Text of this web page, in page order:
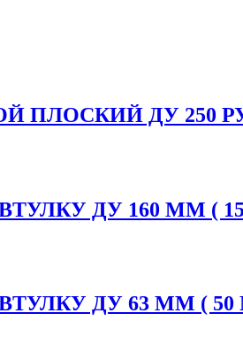
ПЛОСКИЙ ДУ 250
ДУ 160 ММ (
ДУ 63 ММ ( 50